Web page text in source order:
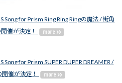
Song for Prism Ring Ring Ringの魔法 / 街角
催が決定！
Song for Prism SUPER DUPER DREAMER /
催が決定！